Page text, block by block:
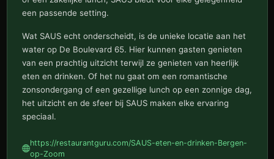
een passende setting.
Wat SAUS echt onderscheidt, is de unieke locatie aan het
water op De Boulevard 65. Hier kunnen gasten genieten
van een prachtig uitzicht terwijl ze genieten van heerlijk
eten en drinken. Of het nu gaat om een romantische
zonsondergang of een gezellige lunch op een zonnige dag,
het uitzicht en de sfeer bij SAUS maken elke ervaring
speciaal.
https://restaurantguru.com/SAUS-eten-en-drinken-Bergen-
op-Zoom